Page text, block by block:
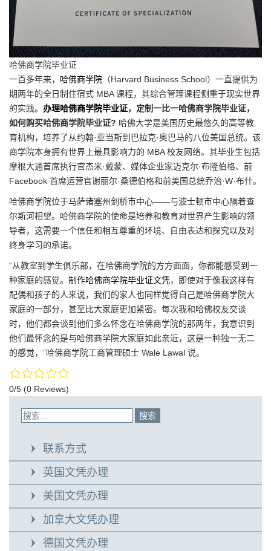
哈佛商学院毕业证
一百多年来， 哈佛商学院 （Harvard Business School）一直提供为
期两年的全日制住宿式 MBA 课程，其综合管理课程侧重于现实世界
的实践。 办理哈佛商学院毕业证，定制一比一哈佛商学院毕业证，
如何购买哈佛商学院毕业证? 哈佛大学是美国历史最悠久的高等教
育机构，培养了从约翰·亚当斯到巴拉克·奥巴马的八位美国总统。该
商学院本身拥有世界上最具影响力的 MBA 校友网络。其毕业生包括
摩根大通首席执行官杰米·戴蒙、媒体企业家迈克尔·布隆伯格、前
Facebook 首席运营官谢丽尔·桑德伯格和前美国总统乔治·W·布什。
哈佛商学院位于马萨诸塞州剑桥市中心——与波士顿市中心隔着查
尔斯河相望。哈佛商学院的使命是培养和教育对世界产生影响的领
导者，这需要一个信任和相互尊重的环境、自由表达和探究以及对
终身学习的承诺。
“从教室到学生俱乐部，在哈佛商学院的方方面面，你都能感受到一
种家庭的感觉。 制作哈佛商学院毕业证文凭，即使对于像我这样有
配偶和孩子的人来说，我们的家人也同样觉得自己是哈佛商学院大
家庭的一部分，甚至比大家庭更加紧密。每次我和哈佛校友交谈
时，他们都会谈到他们多么怀念在哈佛商学院的那两年，我意识到
他们最怀念的是与哈佛商学院大家庭如此亲近，这是一种独一无二
的感觉，”哈佛商学院工商管理硕士 Wale Lawal 说。
0/5 (0 Reviews)
联系方式
英国文凭办理
美国文凭办理
加拿大文凭办理
德国文凭办理